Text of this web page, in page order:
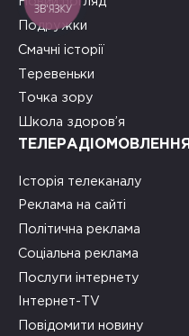
Подружки
Смачні історії
Теревеньки
Точка зору
Школа здоров’я
ТЕЛЕРАДІОМОВЛЕННЯ
Історія телеканалу
Реклама на сайті
Політична реклама
Соціальна реклама
Послуги інтернету
Інтернет-TV
Повідомити новину
ЗВ'ЯЗКУ